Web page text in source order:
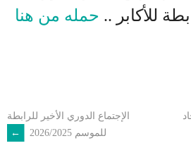
للأكابر .. حمله من هنا
الإجتماع الدوري الأخير للرابطة
للموسم 2026/2025
→